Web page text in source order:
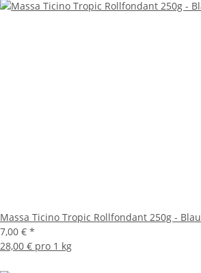
Massa Ticino Tropic Rollfondant 250g - Blau
7,00 € *
28,00 € pro 1 kg